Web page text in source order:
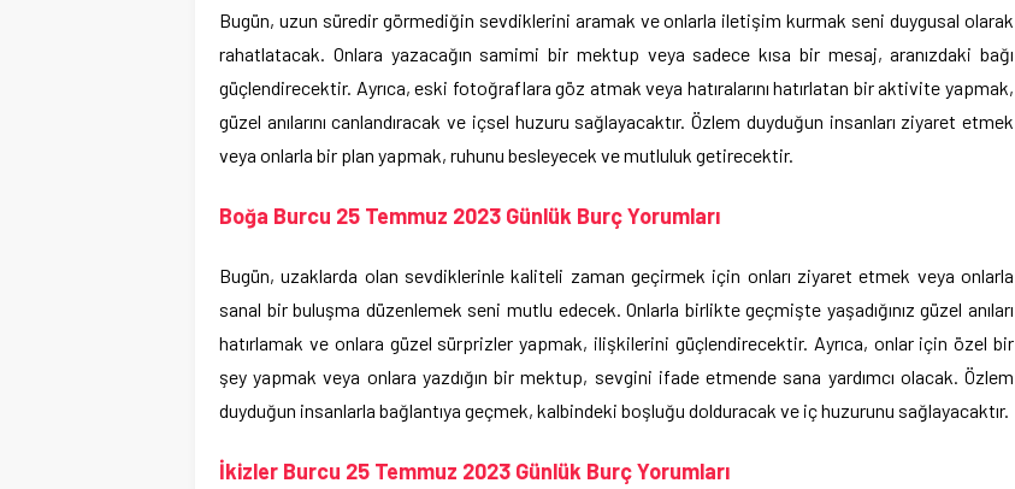
Bugün, uzun süredir görmediğin sevdiklerini aramak ve onlarla iletişim kurmak seni duygusal olarak
rahatlatacak. Onlara yazacağın samimi bir mektup veya sadece kısa bir mesaj, aranızdaki bağı
güçlendirecektir. Ayrıca, eski fotoğraflara göz atmak veya hatıralarını hatırlatan bir aktivite yapmak,
güzel anılarını canlandıracak ve içsel huzuru sağlayacaktır. Özlem duyduğun insanları ziyaret etmek
veya onlarla bir plan yapmak, ruhunu besleyecek ve mutluluk getirecektir.
Boğa Burcu 25 Temmuz 2023 Günlük Burç Yorumları
Bugün, uzaklarda olan sevdiklerinle kaliteli zaman geçirmek için onları ziyaret etmek veya onlarla
sanal bir buluşma düzenlemek seni mutlu edecek. Onlarla birlikte geçmişte yaşadığınız güzel anıları
hatırlamak ve onlara güzel sürprizler yapmak, ilişkilerini güçlendirecektir. Ayrıca, onlar için özel bir
şey yapmak veya onlara yazdığın bir mektup, sevgini ifade etmende sana yardımcı olacak. Özlem
duyduğun insanlarla bağlantıya geçmek, kalbindeki boşluğu dolduracak ve iç huzurunu sağlayacaktır.
İkizler Burcu 25 Temmuz 2023 Günlük Burç Yorumları